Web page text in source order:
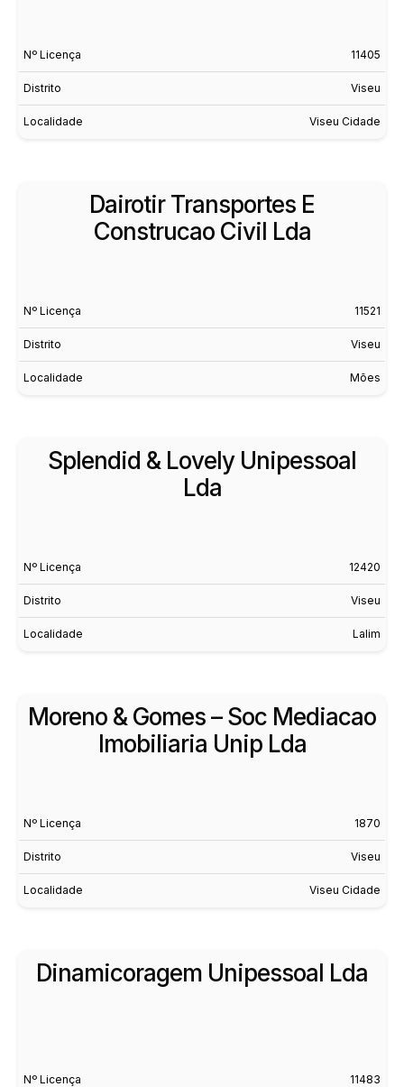
Nº Licença 11405
Distrito Viseu
Localidade Viseu Cidade
Dairotir Transportes E
Construcao Civil Lda
Nº Licença 11521
Distrito Viseu
Localidade Mões
Splendid & Lovely Unipessoal
Lda
Nº Licença 12420
Distrito Viseu
Localidade Lalim
Moreno & Gomes – Soc Mediacao
Imobiliaria Unip Lda
Nº Licença 1870
Distrito Viseu
Localidade Viseu Cidade
Dinamicoragem Unipessoal Lda
Nº Licença 11483